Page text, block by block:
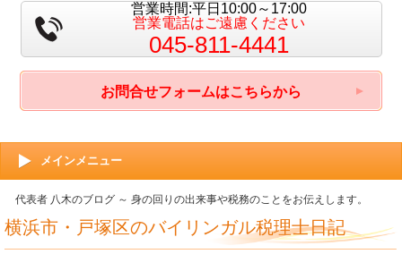
営業時間:平日10:00～17:00
営業電話はご遠慮ください
045-811-4441
お問合せフォームはこちらから
メインメニュー
代表者 八木のブログ ～ 身の回りの出来事や税務のことをお伝えします。
横浜市・戸塚区のバイリンガル税理士日記